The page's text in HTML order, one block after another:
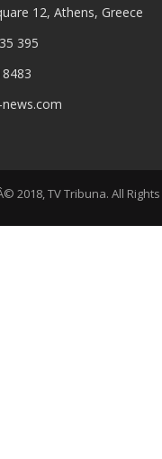
12, Athens, Greece
395
2018, TV Tribuna. All